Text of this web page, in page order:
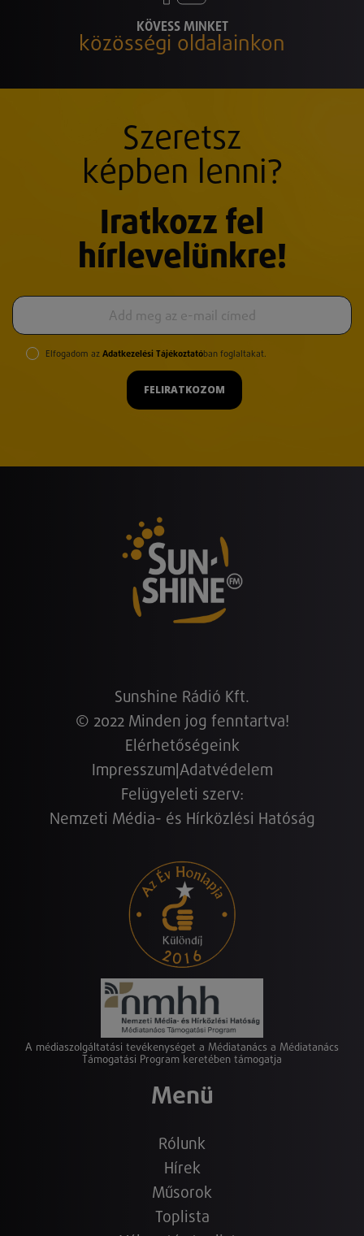
KÖVESS MINKET
közösségi oldalainkon
Szeretsz
képben lenni?
Iratkozz fel
hírlevelünkre!
Elfogadom az Adatkezelési Tájékoztatóban foglaltakat.
FELIRATKOZOM
Sunshine Rádió Kft.
© 2022 Minden jog fenntartva!
Elérhetőségeink
Impresszum Adatvédelem
Felügyeleti szerv:
Nemzeti Média- és Hírközlési Hatóság
A médiaszolgáltatási tevékenységet a Médiatanács a Médiatanács
Támogatási Program keretében támogatja
Menü
Rólunk
Hírek
Műsorok
Toplista